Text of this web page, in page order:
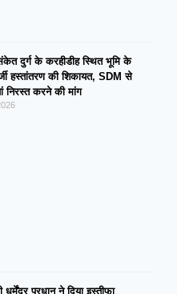
दुर्ग के करहीडीह स्थित भूमि के
हस्तांतरण की शिकायत, SDM से
निरस्त करने की मांग
धर्मेंद्र प्रधान ने दिया इस्तीफा